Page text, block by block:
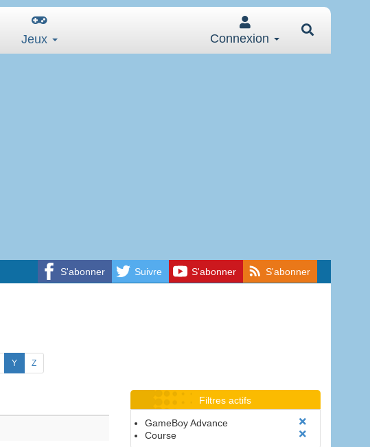
Jeux Connexion
S'abonner Suivre S'abonner S'abonner
Y Z
Filtres actifs
GameBoy Advance
Course